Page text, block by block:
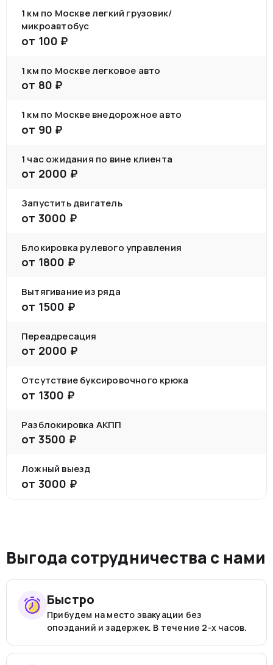
1 км по Москве легкий грузовик/
микроавтобус
от 100 ₽
1 км по Москве легковое авто
от 80 ₽
1 км по Москве внедорожное авто
от 90 ₽
1 час ожидания по вине клиента
от 2000 ₽
Запустить двигатель
от 3000 ₽
Блокировка рулевого управления
от 1800 ₽
Вытягивание из ряда
от 1500 ₽
Переадресация
от 2000 ₽
Отсутствие буксировочного крюка
от 1300 ₽
Разблокировка АКПП
от 3500 ₽
Ложный выезд
от 3000 ₽
Выгода сотрудничества с нами
Быстро
Прибудем на место эвакуации без
опозданий и задержек. В течение 2-х часов.